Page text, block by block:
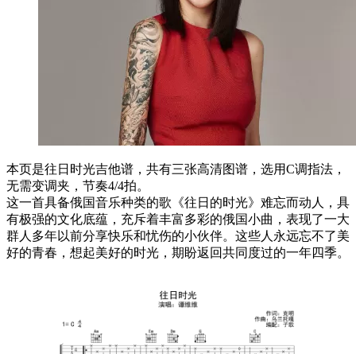
本页是往日时光吉他谱，共有三张高清图谱，选用C调指法，
无需变调夹，节奏4/4拍。
这一首具备俄国音乐种类的歌《往日的时光》难忘而动人，具
有极强的文化底蕴，充斥着丰富多彩的俄国小曲，表现了一大
群人多年以前分享快乐和忧伤的小伙伴。这些人永远忘不了美
好的青春，想起美好的时光，期盼返回共同度过的一年四季。